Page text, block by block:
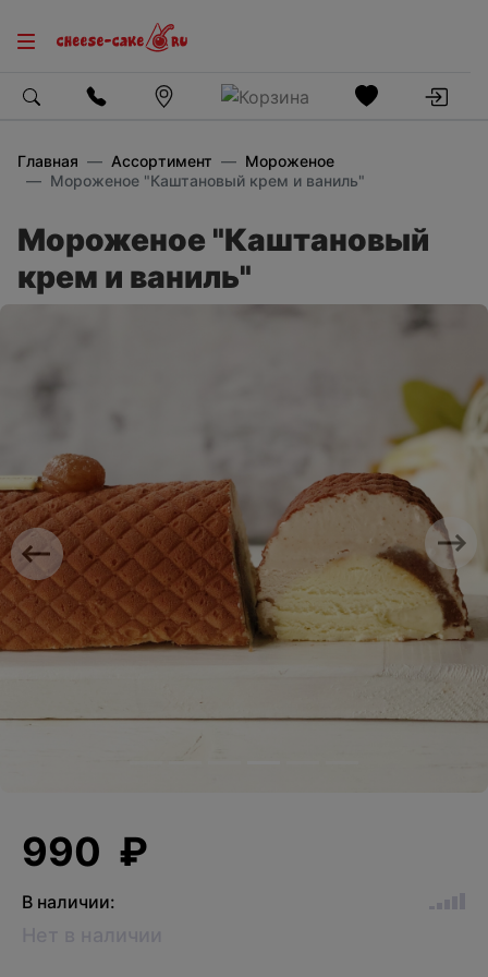
Главная Ассортимент
Мороженое
Мороженое "Каштановый крем и ваниль"
Мороженое "Каштановый
крем и ваниль"
Previous Next
990 ₽
В наличии: